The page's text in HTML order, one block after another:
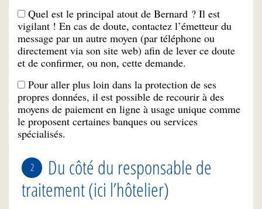
Quel est le principal atout de Bernard ? Il est
vigilant ! En cas de doute, contactez l’émetteur du
message par un autre moyen (par téléphone ou
directement via son site web) afin de lever ce doute
et de confirmer, ou non, cette demande.
Pour aller plus loin dans la protection de ses
propres données, il est possible de recourir à des
moyens de paiement en ligne à usage unique comme
le proposent certaines banques ou services
spécialisés.
Du côté du responsable de
traitement (ici l’hôtelier)